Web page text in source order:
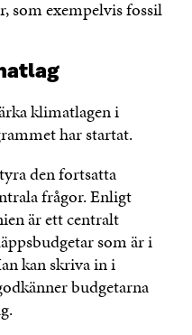
som exempelvis fossil
klimatlagen i
har startat.
den fortsatta
frågor. Enligt
är ett centralt
som är i
kan skriva in i
budgetarna